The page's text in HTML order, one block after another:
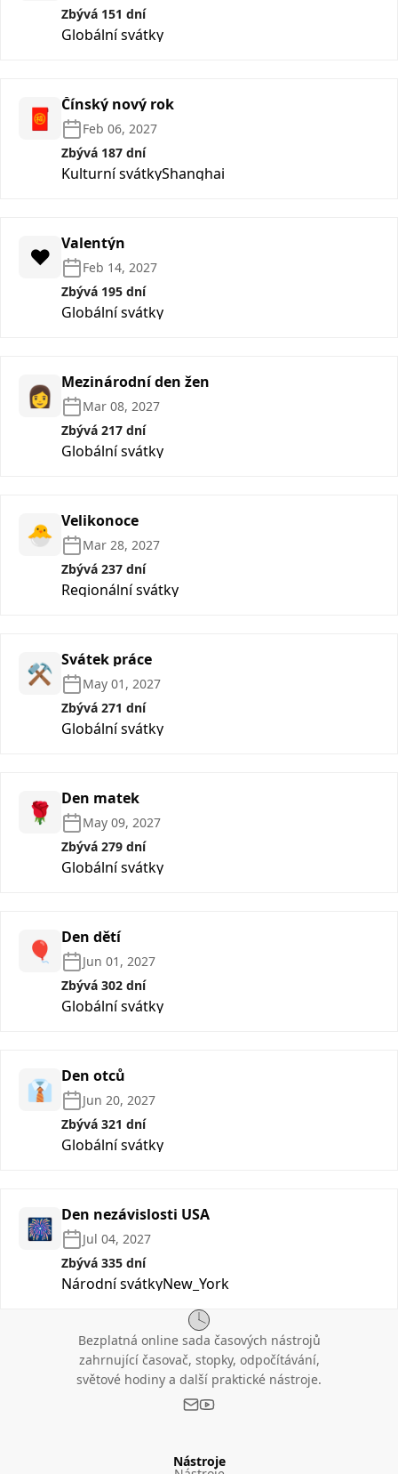
Zbývá 151 dní
Globální svátky
🧧 Čínský nový rok
Feb 06, 2027
Zbývá 187 dní
Kulturní svátkyShanghai
❤️ Valentýn
Feb 14, 2027
Zbývá 195 dní
Globální svátky
👩 Mezinárodní den žen
Mar 08, 2027
Zbývá 217 dní
Globální svátky
🐣 Velikonoce
Mar 28, 2027
Zbývá 237 dní
Regionální svátky
⚒️ Svátek práce
May 01, 2027
Zbývá 271 dní
Globální svátky
🌹 Den matek
May 09, 2027
Zbývá 279 dní
Globální svátky
🎈 Den dětí
Jun 01, 2027
Zbývá 302 dní
Globální svátky
👔 Den otců
Jun 20, 2027
Zbývá 321 dní
Globální svátky
🎆 Den nezávislosti USA
Jul 04, 2027
Zbývá 335 dní
Národní svátkyNew_York
Bezplatná online sada časových nástrojů
zahrnující časovač, stopky, odpočítávání,
světové hodiny a další praktické nástroje.
Nástroje